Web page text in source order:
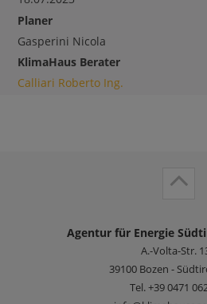
Planer
Gasperini Nicola
KlimaHaus Berater
Calliari Roberto Ing.
Agentur für Energie
A.-Volta-Str.
39100 Bozen -
Tel.+39 0471